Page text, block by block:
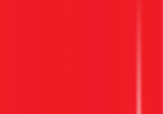
tra "chết"):
Đợi khoảng 5-10 phút
trong ly đá và tiến
lúc này PHẢI
màn hình hiển thị